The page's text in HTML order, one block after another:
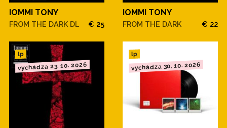
IOMMI TONY
FROM THE DARK DL € 25
IOMMI TONY
FROM THE DARK € 22
lp
vychádza 23. 10. 2026
lp
vychádza 30. 10. 2026